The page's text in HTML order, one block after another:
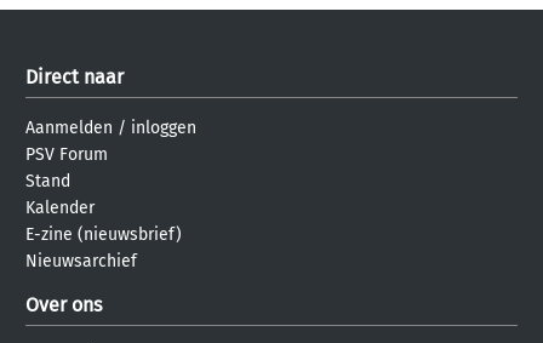
Direct naar
Aanmelden / inloggen
PSV Forum
Stand
Kalender
E-zine (nieuwsbrief)
Nieuwsarchief
Over ons